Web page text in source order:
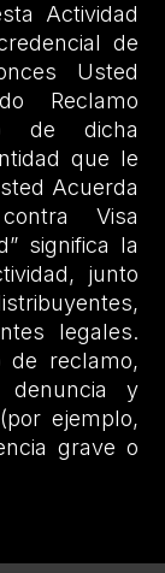
Actividad
de
Usted
Reclamo
de dicha
que le
Acuerda
Visa
significa la
junto
legales.
de reclamo,
denuncia y
ejemplo,
grave o